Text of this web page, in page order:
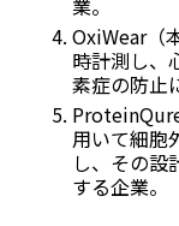
業。
OxiWear（
時計測し、
素症の防止
用いて細胞
し、その設
する企業。